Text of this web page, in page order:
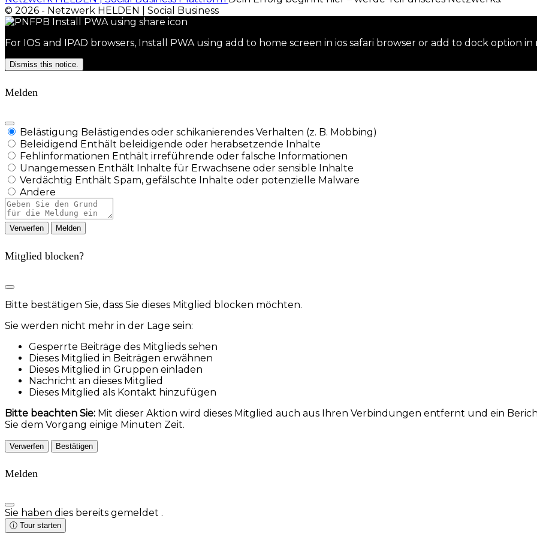
© 2026 - Netzwerk HELDEN | Social Business
For IOS and IPAD browsers, Install PWA using add to home screen in ios safari browser or add to dock option in
Dismiss this notice.
Melden
Belästigung Belästigendes oder schikanierendes Verhalten (z. B. Mobbing)
Beleidigend Enthält beleidigende oder herabsetzende Inhalte
Fehlinformationen Enthält irreführende oder falsche Informationen
Unangemessen Enthält Inhalte für Erwachsene oder sensible Inhalte
Verdächtig Enthält Spam, gefälschte Inhalte oder potenzielle Malware
Andere
Berichtsnotiz
Melden
Mitglied blocken?
Bitte bestätigen Sie, dass Sie dieses Mitglied blocken möchten.
Sie werden nicht mehr in der Lage sein:
Gesperrte Beiträge des Mitglieds sehen
Dieses Mitglied in Beiträgen erwähnen
Dieses Mitglied in Gruppen einladen
Nachricht an dieses Mitglied
Dieses Mitglied als Kontakt hinzufügen
Bitte beachten Sie: Mit dieser Aktion wird dieses Mitglied auch aus Ihren Verbindungen entfernt und ein
Sie dem Vorgang einige Minuten Zeit.
Bestätigen
Melden
Sie haben dies bereits gemeldet .
ⓘ Tour starten